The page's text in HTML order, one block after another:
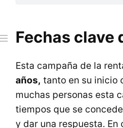
Fechas clave
Esta campaña de la
años, tanto en su inicio
muchas personas esta
tiempos que se
y dar una respuesta.